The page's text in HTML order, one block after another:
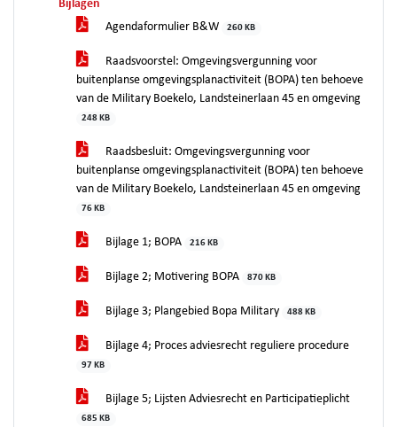
Bijlagen
Agendaformulier B&W
260 KB
Raadsvoorstel: Omgevingsvergunning voor
buitenplanse omgevingsplanactiviteit (BOPA) ten behoeve
van de Military Boekelo, Landsteinerlaan 45 en omgeving
248 KB
Raadsbesluit: Omgevingsvergunning voor
buitenplanse omgevingsplanactiviteit (BOPA) ten behoeve
van de Military Boekelo, Landsteinerlaan 45 en omgeving
76 KB
Bijlage 1; BOPA 216 KB
Bijlage 2; Motivering BOPA 870 KB
Bijlage 3; Plangebied Bopa Military 488 KB
Bijlage 4; Proces adviesrecht reguliere procedure
97 KB
Bijlage 5; Lijsten Adviesrecht en Participatieplicht
685 KB